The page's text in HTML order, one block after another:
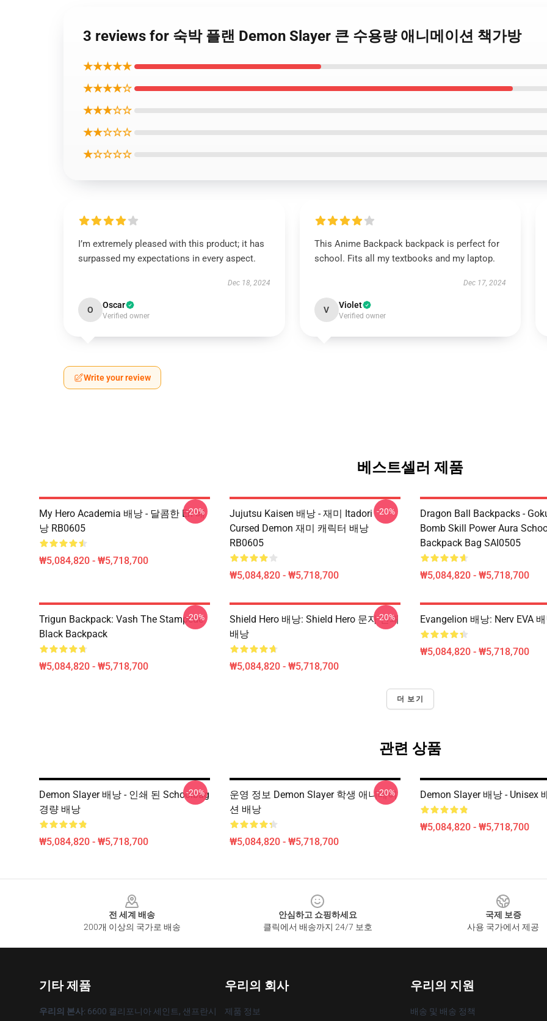
3 reviews for 숙박 플랜 Demon Slayer 큰 수용량 애니메이션 책가방
★★★★★
★★★★☆
★★★☆☆
★★☆☆☆
★☆☆☆☆
I’m extremely pleased with this product; it has
surpassed my expectations in every aspect.
Dec 18, 2024
O Oscar
Verified owner
This Anime Backpack backpack is perfect for
school. Fits all my textbooks and my laptop.
Dec 17, 2024
V Violet
Verified owner
Write your review
베스트셀러 제품
My Hero Academia 배낭 - 달콤한 Eri 배
낭 RB0605
₩5,084,820 - ₩5,718,700
-20%
Jujutsu Kaisen 배낭 - 재미 Itadori
Cursed Demon 재미 캐릭터 배낭
RB0605
₩5,084,820 - ₩5,718,700
-20%
Dragon Ball Backpacks -
Bomb Skill Power Aura
Backpack Bag SAI0505
₩5,084,820 - ₩5,718,700
Trigun Backpack: Vash The Stampede
Black Backpack
₩5,084,820 - ₩5,718,700
-20%
Shield Hero 배낭: Shield Hero 문자 인쇄
배낭
₩5,084,820 - ₩5,718,700
-20% Evangelion 배낭: Nerv EVA
₩5,084,820 - ₩5,718,700
더 보기
관련 상품
Demon Slayer 배낭 - 인쇄 된 Schoolbag
경량 배낭
₩5,084,820 - ₩5,718,700
-20%
운영 정보 Demon Slayer 학생 애니메이
션 배낭
₩5,084,820 - ₩5,718,700
-20% Demon Slayer 배낭 - Unisex
₩5,084,820 - ₩5,718,700
전 세계 배송
200개 이상의 국가로 배송
안심하고 쇼핑하세요
클릭에서 배송까지 24/7 보호
국제 보증
사용 국가에서 제공
기타 제품
우리의 본사: 6600 캘리포니아 세인트, 샌프란시
우리의 회사
제품 정보
우리의 지원
배송 및 배송 정책